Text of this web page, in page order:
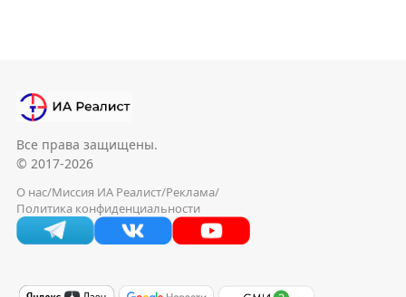
Все права защищены.
© 2017-2026
О нас/Миссия ИА Реалист/Реклама/
Политика конфиденциальности